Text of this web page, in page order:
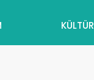
KÜLTÜR